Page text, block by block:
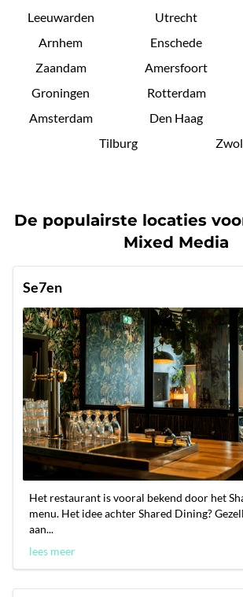
Leeuwarden
Utrecht
Arnhem
Enschede
Zaandam
Amersfoort
Groningen
Rotterdam
Amsterdam
Den Haag
Tilburg
De populairste locaties
Mixed Media
Se7en
Het restaurant is vooral bekend door het
menu. Het idee achter Shared Dining?
aan...
lees meer